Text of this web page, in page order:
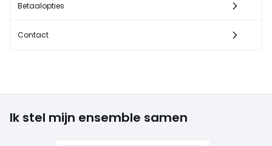
Betaalopties
Contact
Ik stel mijn ensemble samen